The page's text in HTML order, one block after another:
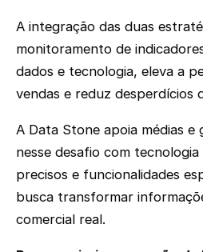
A integração das duas
monitoramento de
dados e tecnologia, eleva a
vendas e reduz desperdícios
A Data Stone apoia médias e
nesse desafio com
precisos e funcionalidades
busca transformar
comercial real.